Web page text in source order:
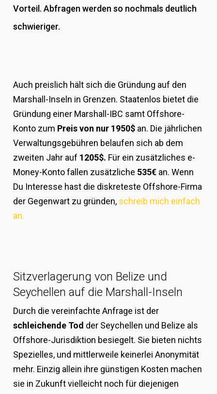
Vorteil. Abfragen werden so nochmals deutlich
schwieriger.
Auch preislich hält sich die Gründung auf den
Marshall-Inseln in Grenzen. Staatenlos bietet die
Gründung einer Marshall-IBC samt Offshore-
Konto zum Preis von nur 1950$an. Die jährlichen
Verwaltungsgebühren belaufen sich ab dem
zweiten Jahr auf 1205$. Für ein zusätzliches e-
Money-Konto fallen zusätzliche 535€an. Wenn
Du Interesse hast die diskreteste Offshore-Firma
der Gegenwart zu gründen, schreib mich einfach
an.
Sitzverlagerung von Belize und
Seychellen auf die Marshall-Inseln
Durch die vereinfachte Anfrage ist der
schleichende Tod der Seychellen und Belize als
Offshore-Jurisdiktion besiegelt. Sie bieten nichts
Spezielles, und mittlerweile keinerlei Anonymität
mehr. Einzig allein ihre günstigen Kosten machen
sie in Zukunft vielleicht noch für diejenigen